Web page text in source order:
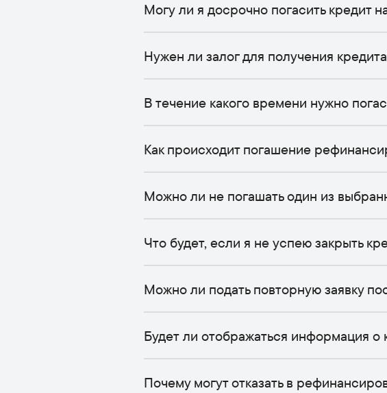
Могу ли я досрочно погасить кредит
Нужен ли залог для получения
В течение какого времени нужно
Как происходит погашение
Можно ли не погашать один из
Что будет, если я не успею закрыть
Можно ли подать повторную заявку
Будет ли отображаться информация
Почему могут отказать в